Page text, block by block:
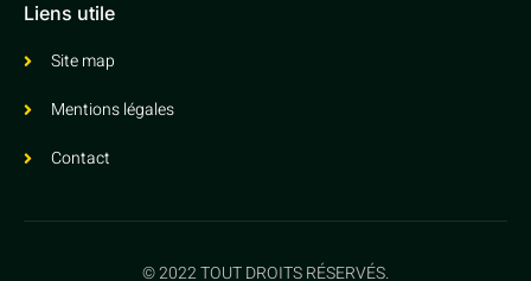
Liens utile
Site map
Mentions légales
Contact
© 2022 TOUT DROITS RÉSERVÉS.